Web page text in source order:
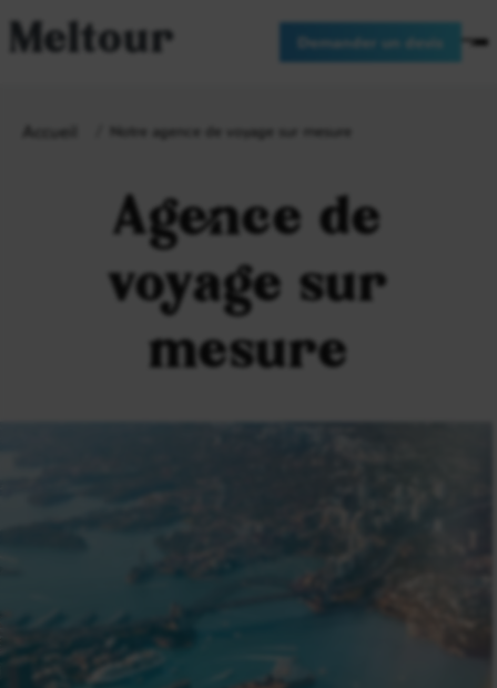
Meltour Demander un devis
Accueil Notre agence de voyage sur mesure
Agence de
voyage sur
mesure